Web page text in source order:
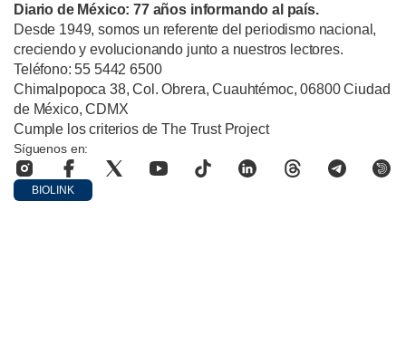
Diario de México: 77 años informando al país.
Desde 1949, somos un referente del periodismo nacional,
creciendo y evolucionando junto a nuestros lectores.
Teléfono: 55 5442 6500
Chimalpopoca 38, Col. Obrera, Cuauhtémoc, 06800 Ciudad
de México, CDMX
Cumple los criterios de The Trust Project
Síguenos en:
BIOLINK